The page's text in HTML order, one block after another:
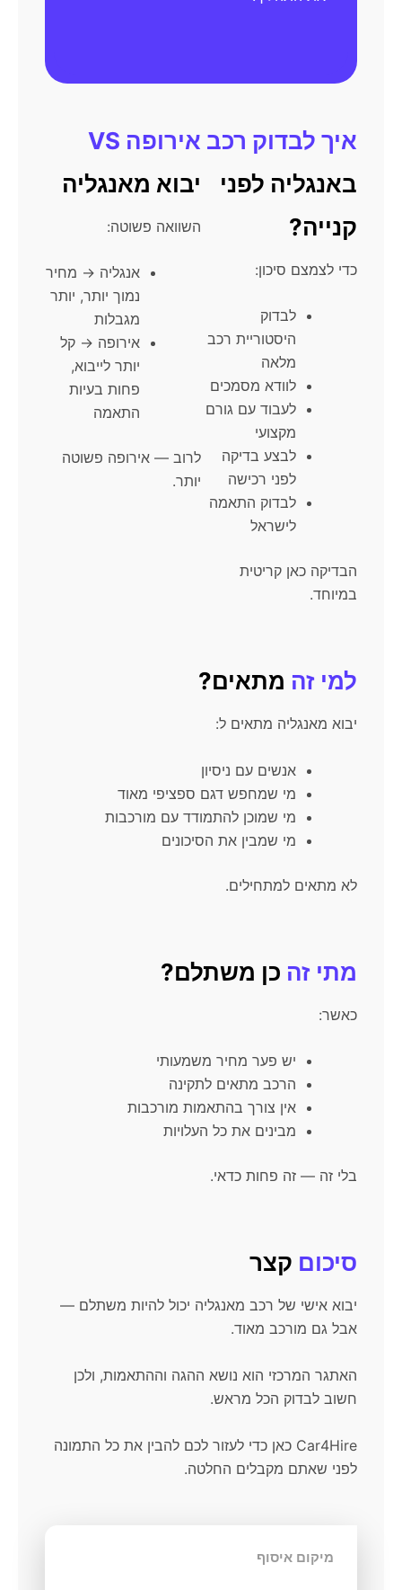
איך לבדוק רכב
באנגליה לפני
קנייה?
כדי לצמצם סיכון:
לבדוק
היסטוריית רכב
מלאה
לוודא מסמכים
לעבוד עם גורם
מקצועי
לבצע בדיקה
לפני רכישה
לבדוק התאמה
לישראל
הבדיקה כאן קריטית
במיוחד.
אירופה VS
יבוא מאנגליה
השוואה פשוטה:
אנגליה → מחיר
נמוך יותר, יותר
מגבלות
אירופה → קל
יותר לייבוא,
פחות בעיות
התאמה
לרוב — אירופה פשוטה
יותר.
למי זה מתאים?
יבוא מאנגליה מתאים ל:
אנשים עם ניסיון
מי שמחפש דגם ספציפי מאוד
מי שמוכן להתמודד עם מורכבות
מי שמבין את הסיכונים
לא מתאים למתחילים.
מתי זה כן משתלם?
כאשר:
יש פער מחיר משמעותי
הרכב מתאים לתקינה
אין צורך בהתאמות מורכבות
מבינים את כל העלויות
בלי זה — זה פחות כדאי.
סיכום קצר
יבוא אישי של רכב מאנגליה יכול להיות משתלם —
אבל גם מורכב מאוד.
האתגר המרכזי הוא נושא ההגה וההתאמות, ולכן
חשוב לבדוק הכל מראש.
Car4Hire כאן כדי לעזור לכם להבין את כל התמונה
לפני שאתם מקבלים החלטה.
מיקום איסוף